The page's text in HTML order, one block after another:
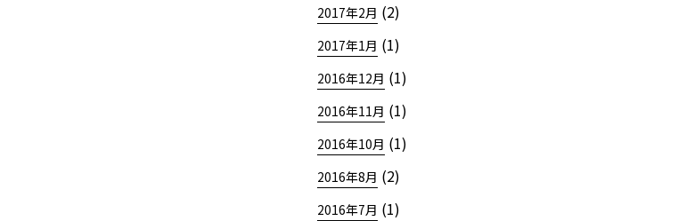
2017年2月 (2)
2017年1月 (1)
2016年12月 (1)
2016年11月 (1)
2016年10月 (1)
2016年8月 (2)
2016年7月 (1)